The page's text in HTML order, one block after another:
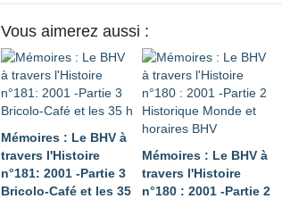
Vous aimerez aussi :
Mémoires : Le BHV à
travers l'Histoire
n°181: 2001 -Partie 3
Bricolo-Café et les 35
Mémoires : Le BHV à
travers l'Histoire
n°180 : 2001 -Partie 2